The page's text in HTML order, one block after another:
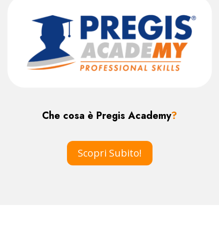
Che cosa è Pregis Academy?
Scopri Subito!